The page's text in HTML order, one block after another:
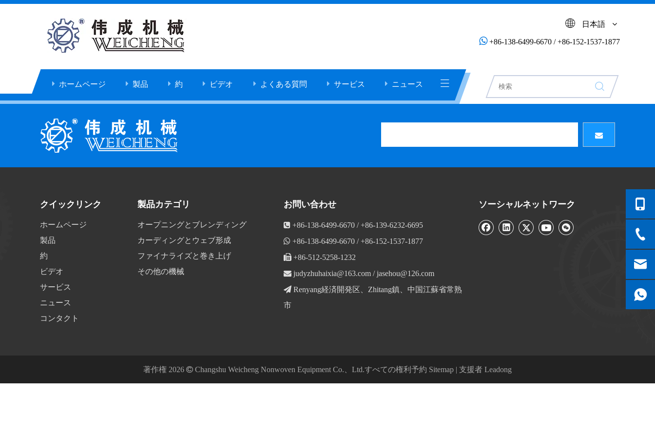
日本語
+86-138-6499-6670 / +86-152-1537-1877
ホームページ 製品 約 ビデオ よくある質問 サービス ニュース
クイックリンク
ホームページ
製品
約
ビデオ
サービス
ニュース
コンタクト
製品カテゴリ
オープニングとブレンディング
カーディングとウェブ形成
ファイナライズと巻き上げ
その他の機械
お問い合わせ
 +86-138-6499-6670 / +86-139-6232-6695
 +86-138-6499-6670 / +86-152-1537-1877
 +86-512-5258-1232
 judyzhuhaixia@163.com /jasehou@126.com
 Renyang経済開発区、Zhitang鎮、中国江蘇省常熟
市
ソーシャルネットワーク
著作権 2026  Changshu Weicheng Nonwoven Equipment Co.、Ltd.すべての権利予約 Sitemap | 支援者 Leadong